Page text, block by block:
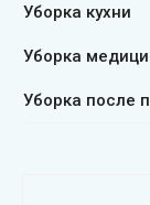
Уборка кухни
Уборка
Уборка после